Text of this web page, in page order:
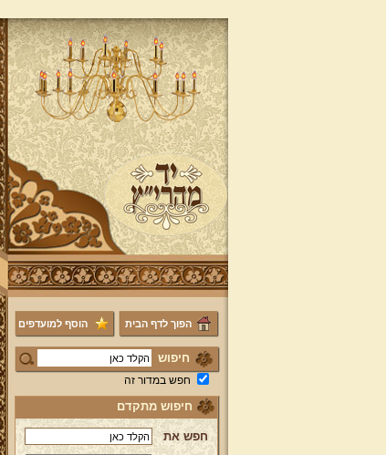
הפוך לדף הבית הוסף למועדפים
חיפוש
חפש במדור זה
חיפוש מתקדם
חפש את